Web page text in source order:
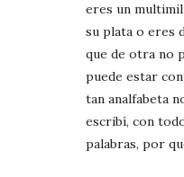
eres un
su plata o eres
que de otra no
puede estar
tan analfabeta
escribí, con
palabras, por